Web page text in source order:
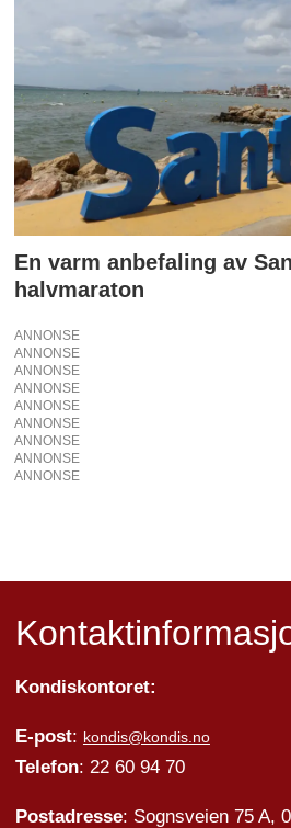
En varm anbefaling av
halvmaraton
ANNONSE
ANNONSE
ANNONSE
ANNONSE
ANNONSE
ANNONSE
ANNONSE
ANNONSE
ANNONSE
Kondiskontoret:
E-post: kondis@kondis.no
Telefon: 22 60 94 70
Postadresse: Sognsveien 75 A,